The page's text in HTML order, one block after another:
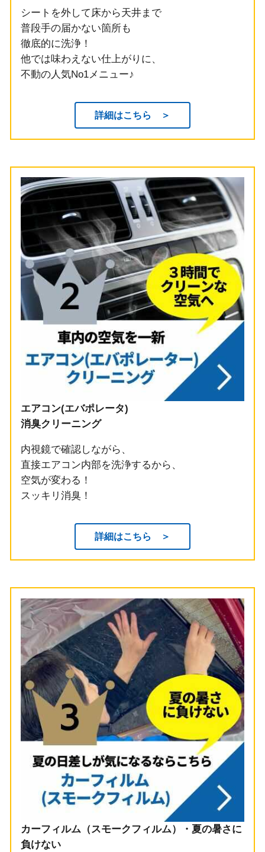
シートを外して床から天井まで
普段手の届かない箇所も
徹底的に洗浄！
他では味わえない仕上がりに、
不動の人気No1メニュー♪
詳細はこちら ＞
エアコン(エバポレータ)
消臭クリーニング
内視鏡で確認しながら、
直接エアコン内部を洗浄するから、
空気が変わる！
スッキリ消臭！
詳細はこちら ＞
カーフィルム（スモークフィルム）・夏の暑さに
負けない